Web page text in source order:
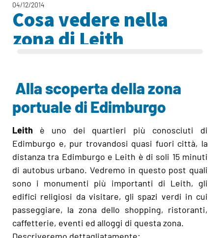
04/12/2014
Cosa vedere nella
zona di Leith
Alla scoperta della zona
portuale di Edimburgo
Leith è uno dei quartieri più conosciuti di
Edimburgo e, pur trovandosi quasi fuori città, la
distanza tra Edimburgo e Leith è di soli 15 minuti
di autobus urbano. Vedremo in questo post quali
sono i monumenti più importanti di Leith, gli
edifici religiosi da visitare, gli spazi verdi in cui
passeggiare, la zona dello shopping, ristoranti,
caffetterie, eventi ed alloggi di questa zona.